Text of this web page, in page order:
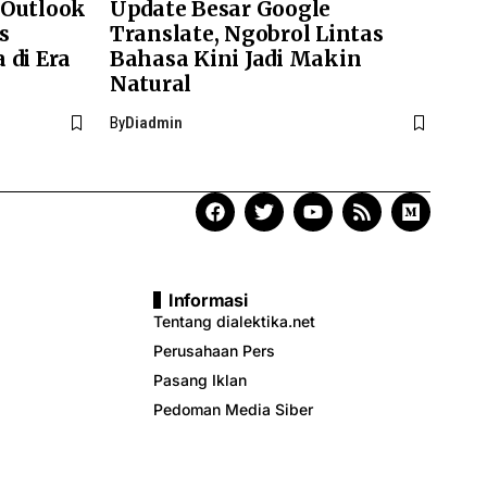
Era
Update Besar Google
Translate, Ngobrol Lintas
Bahasa Kini Jadi Makin
Natural
ByDiadmin
Informasi
Tentang dialektika.net
Perusahaan Pers
Pasang Iklan
Pedoman Media Siber